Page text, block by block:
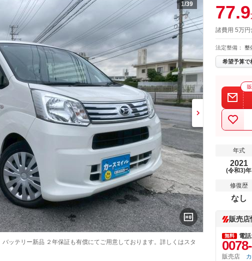
1/39
ッテリー新品 ２年保証も有償にてご用意しております。詳しくはスタ
77.9
諸費用 5万円
法定整備： 整
希望予算で
年式
2021
(令和3)年
修復歴
なし
販売店
無料 電
販売店